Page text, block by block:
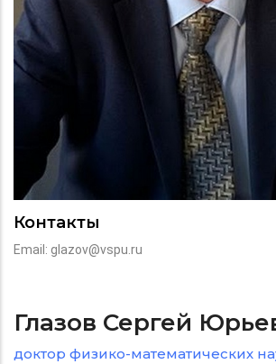
Контакты
Email: glazov@vspu.ru
Глазов Сергей
доктор физико-математических